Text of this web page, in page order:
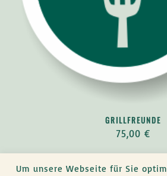
GRILLFREUNDE
75,00 €
Um unsere Webseite für Sie